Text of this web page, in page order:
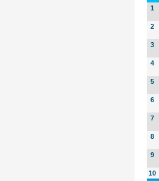
1
2
3
4
5
6
7
8
9
10